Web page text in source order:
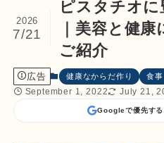
ピスタチオ
｜美容と健
ご紹介
2026
7/21
広告 健康なからだ作り 食
September 1, 2022 July 21,
Googleで優先する